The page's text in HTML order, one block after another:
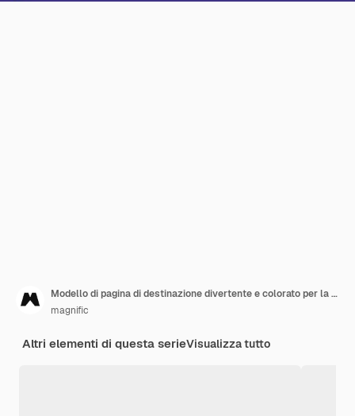
Modello di pagina di destinazione divertente e colorato per la giornata dei bambini
magnific
Altri elementi di questa serieVisualizza tutto